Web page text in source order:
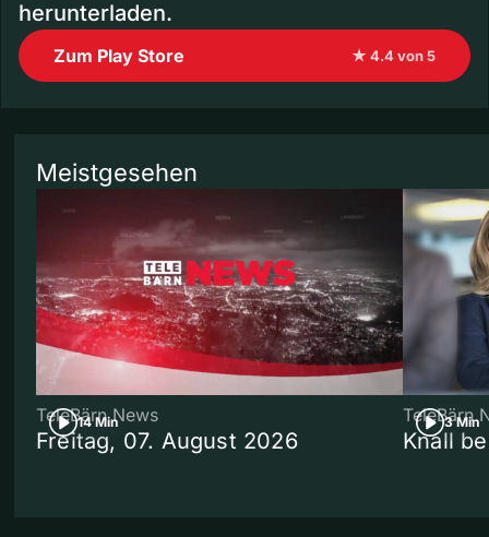
herunterladen.
Zum Play Store ★ 4.4 von 5
Meistgesehen
14 Min
TeleBärn News
Freitag, 07. August 2026
3 Min
TeleBärn
Knall